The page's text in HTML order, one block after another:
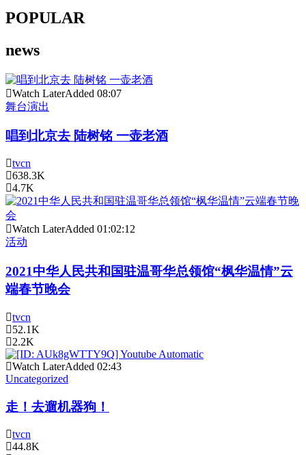
POPULAR
news
Watch LaterAdded 08:07
舞台演出
唱到北京去 陆树铭 一壶老酒
tvcn
638.3K
4.7K
Watch LaterAdded 01:02:12
活动
2021中华人民共和国驻温哥华总领馆“枫华温情”云
端春节晚会
tvcn
52.1K
2.2K
Watch LaterAdded 02:43
Uncategorized
走！去遛机器狗！
tvcn
44.8K